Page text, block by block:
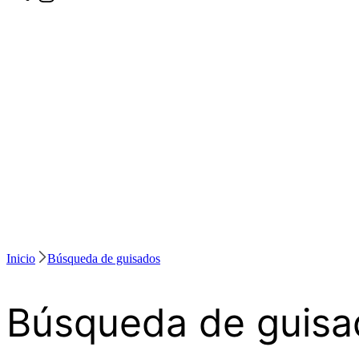
Inicio Búsqueda de guisados
Búsqueda de